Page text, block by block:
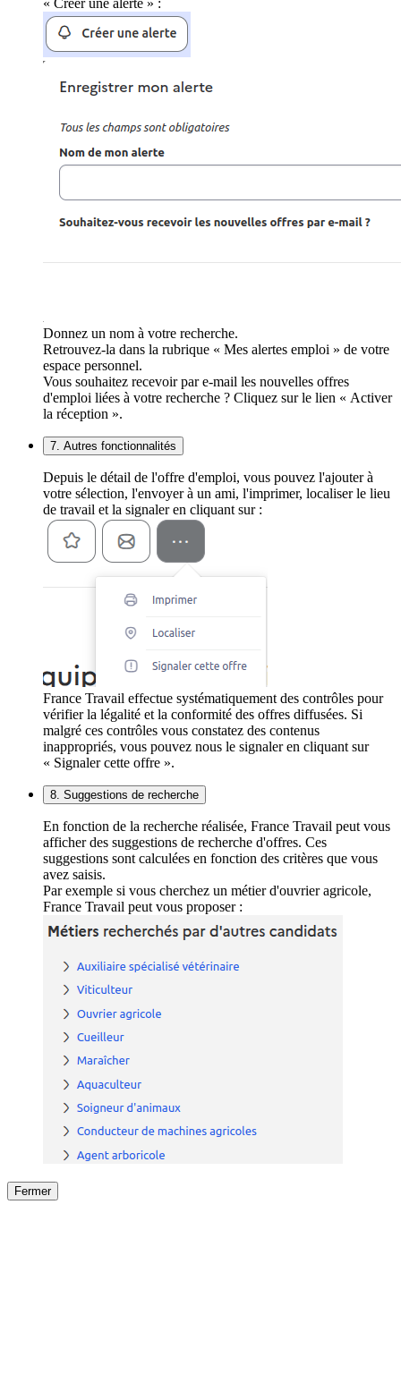
« Créer une alerte » :
Donnez un nom à votre recherche.
Retrouvez-la dans la rubrique « Mes alertes emploi » de votre
espace personnel.
Vous souhaitez recevoir par e-mail les nouvelles offres
d'emploi liées à votre recherche ? Cliquez sur le lien « Activer
la réception ».
7. Autres fonctionnalités
Depuis le détail de l'offre d'emploi, vous pouvez l'ajouter à
votre sélection, l'envoyer à un ami, l'imprimer, localiser le lieu
de travail et la signaler en cliquant sur :
France Travail effectue systématiquement des contrôles pour
vérifier la légalité et la conformité des offres diffusées. Si
malgré ces contrôles vous constatez des contenus
inappropriés, vous pouvez nous le signaler en cliquant sur
« Signaler cette offre ».
8. Suggestions de recherche
En fonction de la recherche réalisée, France Travail peut vous
afficher des suggestions de recherche d'offres. Ces
suggestions sont calculées en fonction des critères que vous
avez saisis.
Par exemple si vous cherchez un métier d'ouvrier agricole,
France Travail peut vous proposer :
Fermer